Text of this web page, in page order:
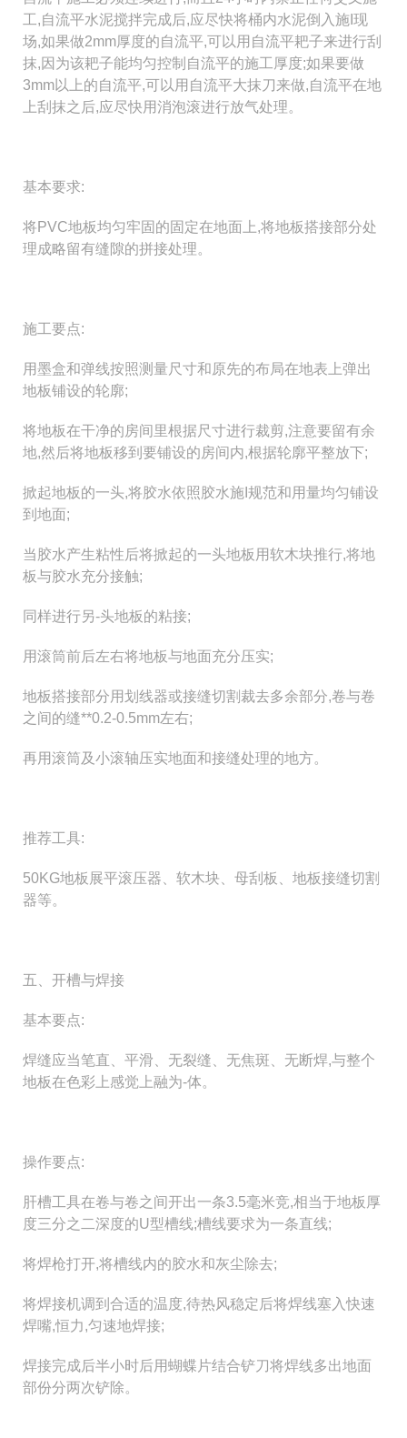
工,自流平水泥搅拌完成后,应尽快将桶内水泥倒入施I现
场,如果做2mm厚度的自流平,可以用自流平耙子来进行刮
抹,因为该耙子能均匀控制自流平的施工厚度;如果要做
3mm以上的自流平,可以用自流平大抹刀来做,自流平在地
上刮抹之后,应尽快用消泡滚进行放气处理。
基本要求:
将PVC地板均匀牢固的固定在地面上,将地板搭接部分处
理成略留有缝隙的拼接处理。
施工要点:
用墨盒和弹线按照测量尺寸和原先的布局在地表上弹出
地板铺设的轮廓;
将地板在干净的房间里根据尺寸进行裁剪,注意要留有余
地,然后将地板移到要铺设的房间内,根据轮廓平整放下;
掀起地板的一头,将胶水依照胶水施I规范和用量均匀铺设
到地面;
当胶水产生粘性后将掀起的一头地板用软木块推行,将地
板与胶水充分接触;
同样进行另-头地板的粘接;
用滚筒前后左右将地板与地面充分压实;
地板搭接部分用划线器或接缝切割裁去多余部分,卷与卷
之间的缝**0.2-0.5mm左右;
再用滚筒及小滚轴压实地面和接缝处理的地方。
推荐工具:
50KG地板展平滚压器、软木块、母刮板、地板接缝切割
器等。
五、开槽与焊接
基本要点:
焊缝应当笔直、平滑、无裂缝、无焦斑、无断焊,与整个
地板在色彩上感觉上融为-体。
操作要点:
肝槽工具在卷与卷之间开出一条3.5毫米竞,相当于地板厚
度三分之二深度的U型槽线;槽线要求为一条直线;
将焊枪打开,将槽线内的胶水和灰尘除去;
将焊接机调到合适的温度,待热风稳定后将焊线塞入快速
焊嘴,恒力,匀速地焊接;
焊接完成后半小时后用蝴蝶片结合铲刀将焊线多出地面
部份分两次铲除。